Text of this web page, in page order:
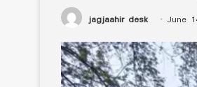
jagjaahir desk June